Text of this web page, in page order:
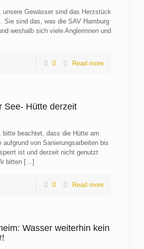
unsere Gewässer sind das Herzstück
Sie sind das, was die SAV Hamburg
weshalb sich viele Anglerinnen und
0 Read more
See- Hütte derzeit
bitte beachtet, dass die Hütte am
aufgrund von Sanierungsarbeiten bis
ist und derzeit nicht genutzt
bitten[…]
0 Read more
Wasser weiterhin kein